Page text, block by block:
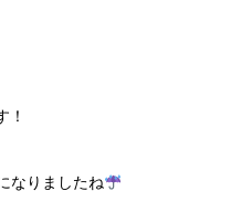
！
なりましたね